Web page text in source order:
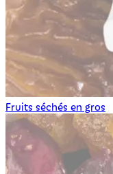
Fruits séchés en gros